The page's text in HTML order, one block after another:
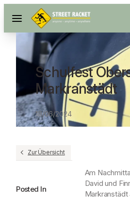
Schulfest
Markranstädt
18/06/2024
Zur Übersicht
Am
David und
Posted In